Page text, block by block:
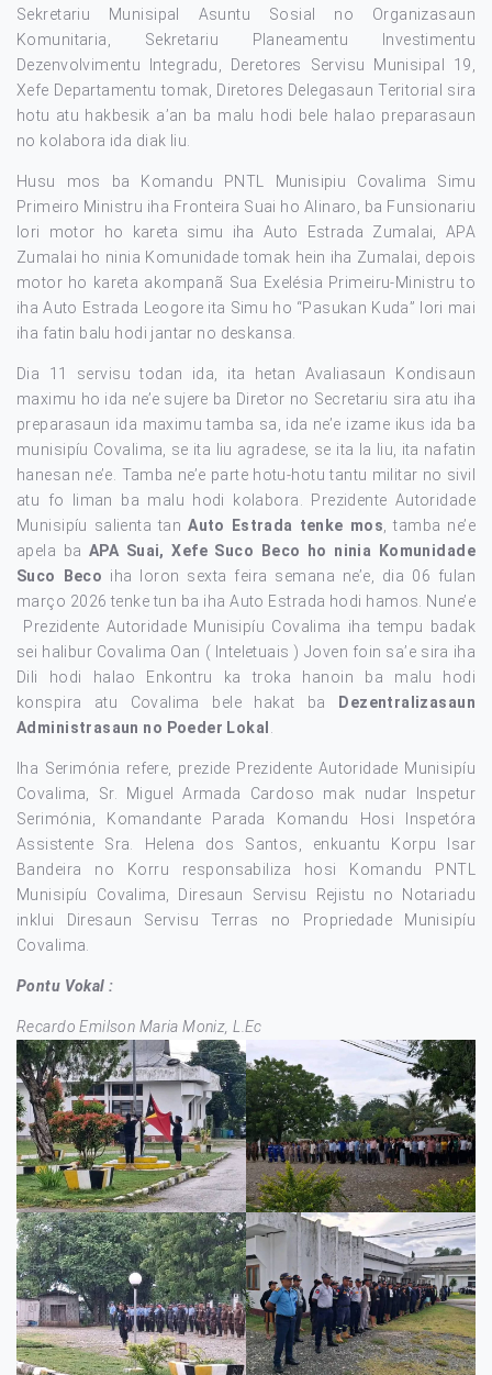
Sekretariu Munisipal Asuntu Sosial no Organizasaun
Komunitaria, Sekretariu Planeamentu Investimentu
Dezenvolvimentu Integradu, Deretores Servisu Munisipal 19,
Xefe Departamentu tomak, Diretores Delegasaun Teritorial sira
hotu atu hakbesik a’an ba malu hodi bele halao preparasaun
no kolabora ida diak liu.
Husu mos ba Komandu PNTL Munisipiu Covalima Simu
Primeiro Ministru iha Fronteira Suai ho AIinaro, ba Funsionariu
lori motor ho kareta simu iha Auto Estrada Zumalai, APA
Zumalai ho ninia Komunidade tomak hein iha Zumalai, depois
motor ho kareta akompanã Sua Exelésia Primeiru-Ministru to
iha Auto Estrada Leogore ita Simu ho “Pasukan Kuda” lori mai
iha fatin balu hodi jantar no deskansa.
Dia 11 servisu todan ida, ita hetan Avaliasaun Kondisaun
maximu ho ida ne’e sujere ba Diretor no Secretariu sira atu iha
preparasaun ida maximu tamba sa, ida ne’e izame ikus ida ba
munisipíu Covalima, se ita liu agradese, se ita la liu, ita nafatin
hanesan ne’e. Tamba ne’e parte hotu-hotu tantu militar no sivil
atu fo liman ba malu hodi kolabora. Prezidente Autoridade
Munisipíu salienta tanAuto Estrada tenke mos , tamba ne’e
apela ba APA Suai, Xefe Suco Beco ho ninia Komunidade
Suco Beco iha loron sexta feira semana ne’e, dia 06 fulan
março 2026 tenke tun ba iha Auto Estrada hodi hamos. Nune’e
Prezidente Autoridade Munisipíu Covalima iha tempu badak
sei halibur Covalima Oan ( Inteletuais ) Joven foin sa’e sira iha
Dili hodi halao Enkontru ka troka hanoin ba malu hodi
konspira atu Covalima bele hakat ba
Dezentralizasaun
Administrasaun no Poeder Lokal
Iha Serimónia refere, prezide Prezidente Autoridade Munisipíu
Covalima, Sr. Miguel Armada Cardoso mak nudar Inspetur
Serimónia, Komandante Parada Komandu Hosi Inspetóra
Assistente Sra. Helena dos Santos, enkuantu Korpu Isar
Bandeira no Korru responsabiliza hosi Komandu PNTL
Munisipíu Covalima, Diresaun Servisu Rejistu no Notariadu
inklui Diresaun Servisu Terras no Propriedade Munisipíu
Covalima.
Pontu Vokal :
Recardo Emilson Maria Moniz, L.Ec